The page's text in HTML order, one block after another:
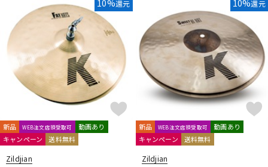
Overtone Labs
PACKEN Pad Corporation
PAiSTe
pdp by DW
Pearl PLAYWOOD PORK PIE
PREMiER
Pro-mark PROMUCO
Protection Racket
puresound percussion
R-S
Regal Tip REMO Reunion Blues
Revolution Drum
RimRiser Ring-O Robokey
ROC-N-SOC
Roland
Safe Ears
SAKAE DRUMS
SAKAE OSAKA HERITAGE
Schlagwerk Percussion
SJC Custom Drums
SKB
SlapKlatz
SONOR SPINBAL
10%還元
新品 WEB注文店頭受取可
動画あり
キャンペーン
送料無料
Zildjian
10%還元
新品 WEB注文店頭受取可
動画あり
キャンペーン
送料無料
Zildjian